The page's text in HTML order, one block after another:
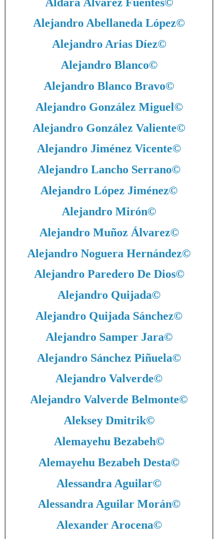
Alejandro Abellaneda López©
Alejandro Arias Díez©
Alejandro Blanco©
Alejandro Blanco Bravo©
Alejandro González Miguel©
Alejandro González Valiente©
Alejandro Jiménez Vicente©
Alejandro Lancho Serrano©
Alejandro López Jiménez©
Alejandro Mirón©
Alejandro Muñoz Álvarez©
Alejandro Noguera Hernández©
Alejandro Paredero De Dios©
Alejandro Quijada©
Alejandro Quijada Sánchez©
Alejandro Samper Jara©
Alejandro Sánchez Piñuela©
Alejandro Valverde©
Alejandro Valverde Belmonte©
Aleksey Dmitrik©
Alemayehu Bezabeh©
Alemayehu Bezabeh Desta©
Alessandra Aguilar©
Alessandra Aguilar Morán©
Alexander Arocena©